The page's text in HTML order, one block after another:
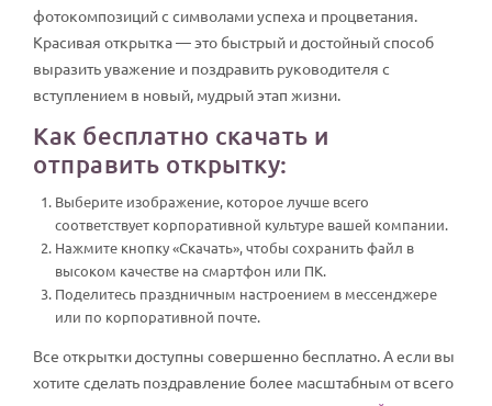
фотокомпозиций с символами успеха и процветания.
Красивая открытка — это быстрый и достойный способ
выразить уважение и поздравить руководителя с
вступлением в новый, мудрый этап жизни.
Как бесплатно скачать и
отправить открытку:
Выберите изображение, которое лучше всего
соответствует корпоративной культуре вашей компании.
Нажмите кнопку «Скачать», чтобы сохранить файл в
высоком качестве на смартфон или ПК.
Поделитесь праздничным настроением в мессенджере
или по корпоративной почте.
Все открытки доступны совершенно бесплатно. А если вы
хотите сделать поздравление более масштабным от всего